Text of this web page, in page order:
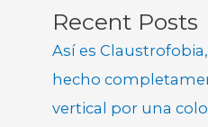
Recent Posts
Así es
hecho
vertical por una